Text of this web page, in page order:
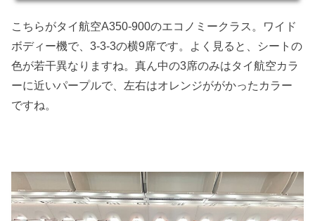
こちらがタイ航空A350-900のエコノミークラス。ワイド
ボディー機で、3-3-3の横9席です。よく見ると、シートの
色が若干異なりますね。真ん中の3席のみはタイ航空カラ
ーに近いパープルで、左右はオレンジががかったカラー
ですね。